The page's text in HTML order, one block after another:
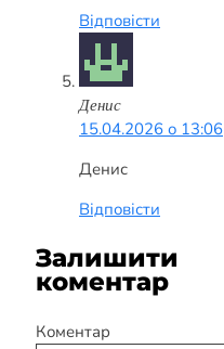
Відповісти
Денис
15.04.2026 о 13:06
Денис
Відповісти
Залишити
коментар
Коментар